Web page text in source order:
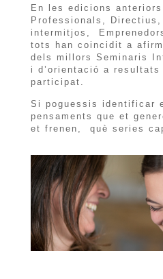
En les edicions
Professionals, Directius,
intermitjos,
tots han coincidit a
dels millors Seminaris
i d’orientació a
participat.
Si poguessis identificar
pensaments que et
et frenen, què series